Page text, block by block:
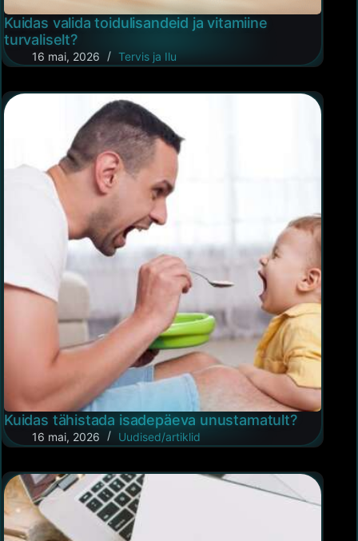
Kuidas valida toidulisandeid ja vitamiine
turvaliselt?
16 mai, 2026 Tervis ja Ilu
Kuidas tähistada isadepäeva unustamatult?
16 mai, 2026 Uudised/artiklid